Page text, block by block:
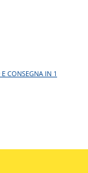
CONSEGNA IN 1